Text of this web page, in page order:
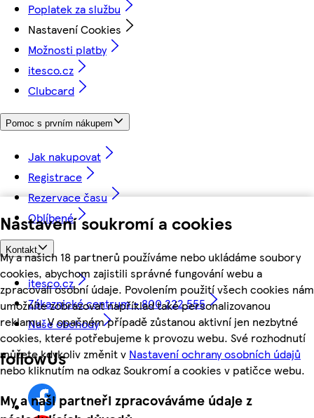
Nastavení soukromí a cookies
My a našich 18 partnerů používáme nebo ukládáme soubory
cookies, abychom zajistili správné fungování webu a
zpracovali osobní údaje. Povolením použití všech cookies nám
umožníte zobrazovat například také personalizovanou
reklamu. V opačném případě zůstanou aktivní jen nezbytné
cookies, které potřebujeme k provozu webu. Své rozhodnutí
můžete kdykoliv změnit v Nastavení ochrany osobních údajů
nebo kliknutím na odkaz Soukromí a cookies v patičce webu.
My a naši partneři zpracováváme údaje z
Poplatek za službu
Nastavení Cookies
Možnosti platby
itesco.cz
Clubcard
Pomoc s prvním nákupem
Jak nakupovat
Registrace
Rezervace času
Oblíbené
Kontakt
itesco.cz
Zákaznické centrum - 800 222 555
Naše obchody
followUs